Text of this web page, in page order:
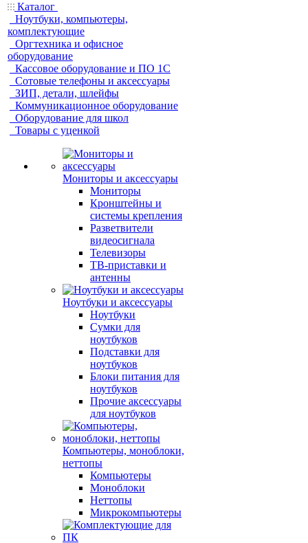
Каталог
Ноутбуки, компьютеры,
комплектующие
Оргтехника и офисное
оборудование
Кассовое оборудование и ПО 1С
Сотовые телефоны и аксессуары
ЗИП, детали, шлейфы
Коммуникационное оборудование
Оборудование для школ
Товары с уценкой
Мониторы и аксессуары
Мониторы
Кронштейны и
системы крепления
Разветвители
видеосигнала
Телевизоры
ТВ-приставки и
антенны
Ноутбуки и аксессуары
Ноутбуки
Сумки для
ноутбуков
Подставки для
ноутбуков
Блоки питания для
ноутбуков
Прочие аксессуары
для ноутбуков
Компьютеры, моноблоки,
неттопы
Компьютеры
Моноблоки
Неттопы
Микрокомпьютеры